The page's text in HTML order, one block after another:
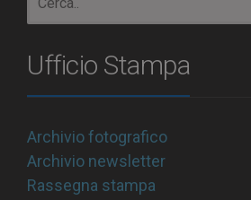
Ufficio Stampa
Archivio fotografico
Archivio newsletter
Rassegna stampa